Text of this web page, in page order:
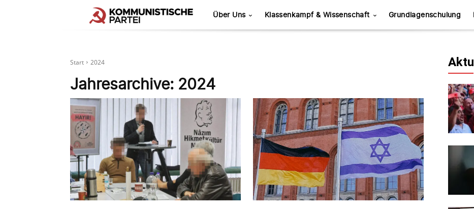
Über Uns Klassenkampf & Wissenschaft Grundlagenschulung
Start 2024
Jahresarchive: 2024